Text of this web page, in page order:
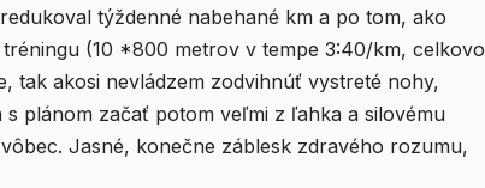
týždenné nabehané km a po tom, ako
(10 *800 metrov v tempe 3:40/km, celkovo
tak akosi nevládzem zodvihnúť vystreté nohy,
plánom začať potom veľmi z ľahka a silovému
Jasné, konečne záblesk zdravého rozumu,